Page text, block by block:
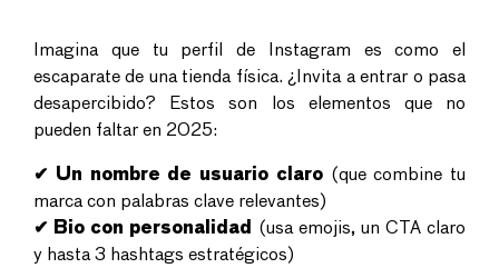
Imagina que tu perfil de Instagram es como el
escaparate de una tienda física. ¿Invita a entrar o pasa
desapercibido? Estos son los elementos que no
pueden faltar en 2025:
✔ Un nombre de usuario claro(que combine tu
marca con palabras clave relevantes)
✔ Bio con personalidad (usa emojis, un CTA claro
y hasta 3 hashtags estratégicos)